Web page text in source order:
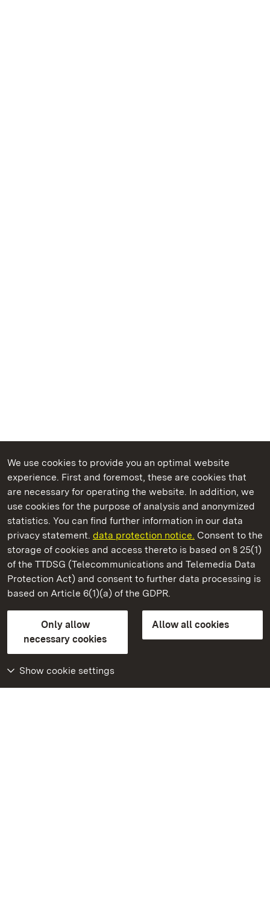
We use cookies to provide you an optimal website
experience. First and foremost, these are cookies that
are necessary for operating the website. In addition, we
use cookies for the purpose of analysis and anonymized
statistics. You can find further information in our data
privacy statement. data protection notice. Consent to the
storage of cookies and access thereto is based on § 25(1)
of the TTDSG (Telecommunications and Telemedia Data
Protection Act) and consent to further data processing is
based on Article 6(1)(a) of the GDPR.
Only allow
necessary cookies
Allow all cookies
Show cookie settings
State Palaces and Gardens of Baden-Wuerttemberg
Staatliche Schlösser und Gärten Baden‑Württemberg
State Palaces and Gardens of Baden-Wuerttemberg
Contact usFAQMasthead
Declaration on barrier-free access
BITV-konform (geprüfte Seiten)